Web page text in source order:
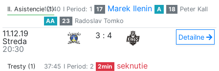
II. Asistencie (1)
12:40 I Period: 1 17 Marek Ilenin A 18
Peter Kall
AA
23 Radoslav Tomko
11.12.19
Streda
20:30
3 : 4 Detailne
Tresty (1) 37:45 I Period: 2 2min
seknutie